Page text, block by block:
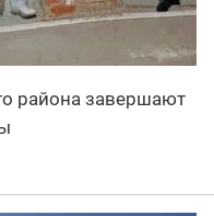
района завершают